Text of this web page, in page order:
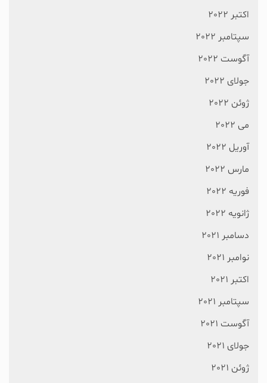
اکتبر 2022
سپتامبر 2022
آگوست 2022
جولای 2022
ژوئن 2022
می 2022
آوریل 2022
مارس 2022
فوریه 2022
ژانویه 2022
دسامبر 2021
نوامبر 2021
اکتبر 2021
سپتامبر 2021
آگوست 2021
جولای 2021
ژوئن 2021